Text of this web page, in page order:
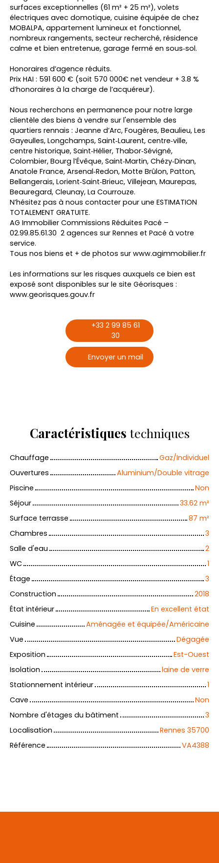
surfaces exceptionnelles (61 m² + 25 m²), volets
électriques avec domotique, cuisine équipée de chez
MOBALPA, appartement lumineux et fonctionnel,
nombreux rangements, secteur recherché, résidence
calme et bien entretenue, garage fermé en sous‑sol.
Honoraires d’agence réduits.
Prix HAI : 591 600 € (soit 570 000€ net vendeur + 3.8 %
d’honoraires à la charge de l’acquéreur).
Nous recherchons en permanence pour notre large
clientèle des biens à vendre sur l'ensemble des
quartiers rennais : Jeanne d’Arc, Fougères, Beaulieu, Les
Gayeulles, Longchamps, Saint‑Laurent, centre‑ville,
centre historique, Saint‑Hélier, Thabor‑Sévigné,
Colombier, Bourg l’Évêque, Saint‑Martin, Chézy‑Dinan,
Anatole France, Arsenal‑Redon, Motte Brûlon, Patton,
Bellangerais, Lorient‑Saint‑Brieuc, Villejean, Maurepas,
Beauregard, Cleunay, La Courrouze.
N’hésitez pas à nous contacter pour une ESTIMATION
TOTALEMENT GRATUITE.
AG Immobilier Commissions Réduites Pacé –
02.99.85.61.30 2 agences sur Rennes et Pacé à votre
service.
Tous nos biens et + de photos sur www.agimmobilier.fr
Les informations sur les risques auxquels ce bien est
exposé sont disponibles sur le site Géorisques :
www.georisques.gouv.fr
+33 2 99 85 61
30
Envoyer un mail
Caractéristiques techniques
Chauffage
Gaz/Individuel
Ouvertures
Aluminium/Double vitrage
Piscine
Non
Séjour
33.62 m²
Surface terrasse
87 m²
Chambres
3
Salle d'eau
2
WC
1
Étage
3
Construction
2018
État intérieur
En excellent état
Cuisine
Aménagée et équipée/Américaine
Vue
Dégagée
Exposition
Est-Ouest
Isolation
laine de verre
Stationnement intérieur
1
Cave
Non
Nombre d'étages du bâtiment
3
Localisation
Rennes 35700
Référence
VA4388